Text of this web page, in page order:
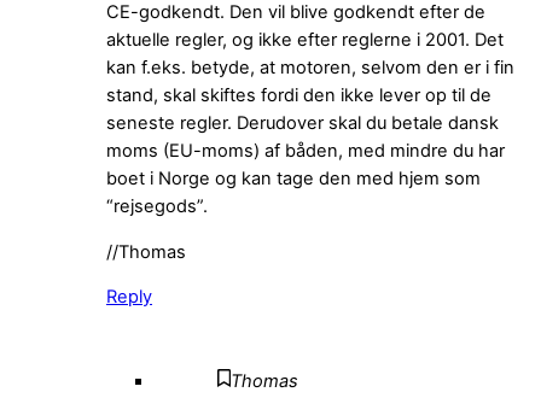
CE-godkendt. Den vil blive godkendt efter de
aktuelle regler, og ikke efter reglerne i 2001. Det
kan f.eks. betyde, at motoren, selvom den er i fin
stand, skal skiftes fordi den ikke lever op til de
seneste regler. Derudover skal du betale dansk
moms (EU-moms) af båden, med mindre du har
boet i Norge og kan tage den med hjem som
“rejsegods”.
//Thomas
Reply
Thomas